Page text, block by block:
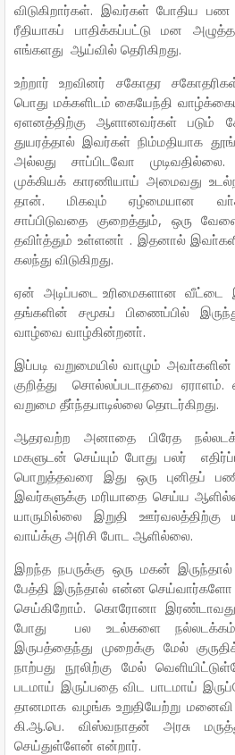
விடுகிறார்கள். இவர்கள் போதிய
ரீதியாகப் பாதிக்கப்பட்டு மன
எங்களது ஆய்வில் தெரிகிறது.
உற்றார் உறவினர் சகோதர
பொது மக்களிடம் கையேந்தி
ஏளனத்திற்கு ஆளானவர்கள் படும்
துயரத்தால் இவர்கள் நிம்மதியாக
அல்லது சாப்பிடவோ
முக்கியக் காரணியாய் அமைவது
தான். மிகவும் ஏழ்மையான
சாப்பிடுவதை குறைத்தும், ஒரு
தவிா்த்தும் உள்ளனா் . இதனால்
கலந்து விடுகிறது.
ஏன் அடிப்படை உரிமைகளான வீட்டை
தங்களின் சமூகப் பிணைப்பில்
வாழ்வை வாழ்கின்றனா்.
இப்படி வறுமையில் வாழும்
குறித்து சொல்லப்படாதவை ஏராளம்.
வறுமை தீா்ந்தபாடில்லை தொடர்கிறது.
ஆதரவற்ற அனாதை பிரேத
மகளுடன் செய்யும் போது பலர்
பொறுத்தவரை இது ஒரு புனிதப்
இவர்களுக்கு மரியாதை செய்ய
யாருமில்லை இறுதி ஊர்வலத்திற்கு
வாய்க்கு அரிசி போட ஆளில்லை.
இறந்த நபருக்கு ஒரு மகன்
பேத்தி இருந்தால் என்ன
செய்கிறோம். கொரோனா
போது பல உடல்களை நல்லடக்கம்
இருபத்தைந்து முறைக்கு மேல்
நாற்பது நூலிற்கு மேல்
படமாய் இருப்பதை விட பாடமாய்
தானமாக வழங்க உறுதியேற்று மனைவி
கி.ஆ.பெ. விஸ்வநாதன் அரசு
செய்துள்ளேன் என்றார்.